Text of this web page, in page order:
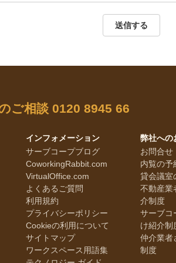
送信する
ご相談 0120 8945 66
インフォメーション
サーブコープブログ
CoworkingRabbit.com
VirtualOffice.com
よくあるご質問
利用規約
プライバシーポリシー
Cookieの利用について
サイトマップ
ワークスペース用語集
弊社への
お問合せ
内覧の予
貸会議室
不動産業
介制度
サーブコ
け紹介制
仲介業者
制度